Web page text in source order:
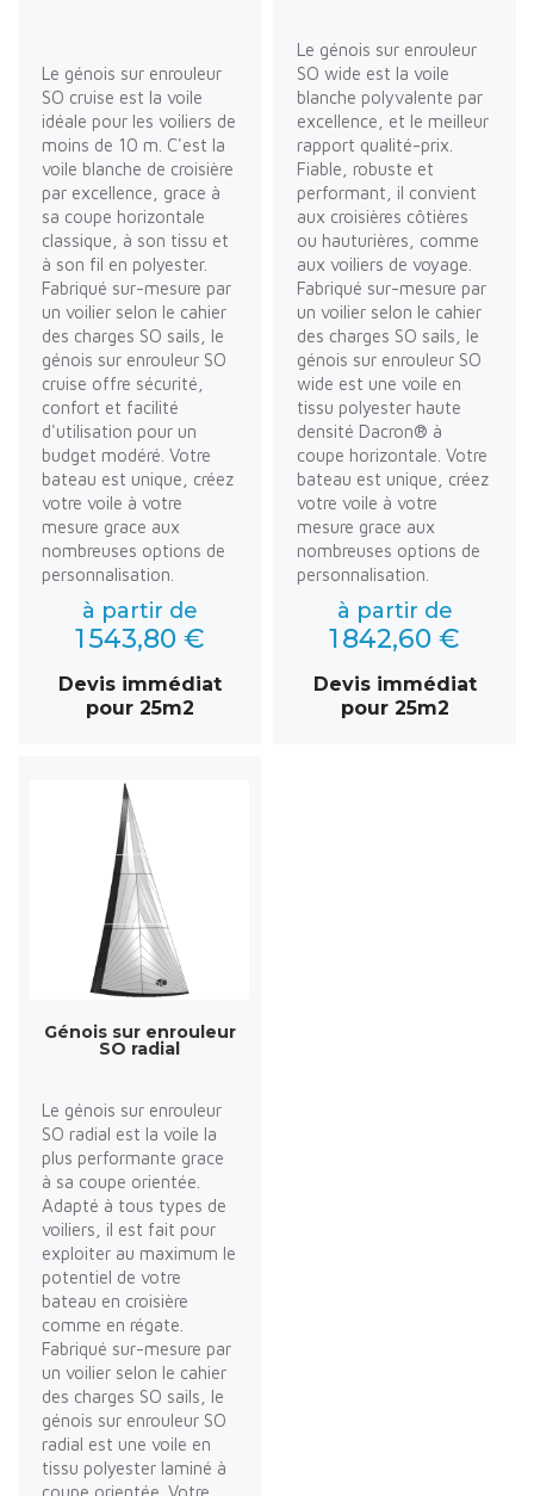
Le génois sur enrouleur
SO cruise est la voile
idéale pour les voiliers de
moins de 10 m. C'est la
voile blanche de croisière
par excellence, grace à
sa coupe horizontale
classique, à son tissu et
à son fil en polyester.
Fabriqué sur-mesure par
un voilier selon le cahier
des charges SO sails, le
génois sur enrouleur SO
cruise offre sécurité,
confort et facilité
d'utilisation pour un
budget modéré. Votre
bateau est unique, créez
votre voile à votre
mesure grace aux
nombreuses options de
personnalisation.
à partir de
1 543,80 €
Devis immédiat
pour 25m2
Le génois sur enrouleur
SO wide est la voile
blanche polyvalente par
excellence, et le meilleur
rapport qualité-prix.
Fiable, robuste et
performant, il convient
aux croisières côtières
ou hauturières, comme
aux voiliers de voyage.
Fabriqué sur-mesure par
un voilier selon le cahier
des charges SO sails, le
génois sur enrouleur SO
wide est une voile en
tissu polyester haute
densité Dacron® à
coupe horizontale. Votre
bateau est unique, créez
votre voile à votre
mesure grace aux
nombreuses options de
personnalisation.
à partir de
1 842,60 €
Devis immédiat
pour 25m2
Génois sur enrouleur
SO radial
Le génois sur enrouleur
SO radial est la voile la
plus performante grace
à sa coupe orientée.
Adapté à tous types de
voiliers, il est fait pour
exploiter au maximum le
potentiel de votre
bateau en croisière
comme en régate.
Fabriqué sur-mesure par
un voilier selon le cahier
des charges SO sails, le
génois sur enrouleur SO
radial est une voile en
tissu polyester laminé à
coupe orientée. Votre